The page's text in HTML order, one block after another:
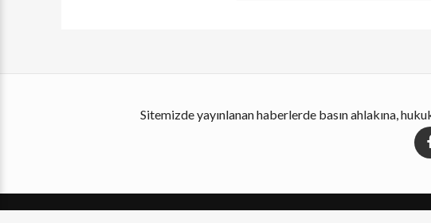
Sitemizde yayınlanan haberlerde basın ahlakına,